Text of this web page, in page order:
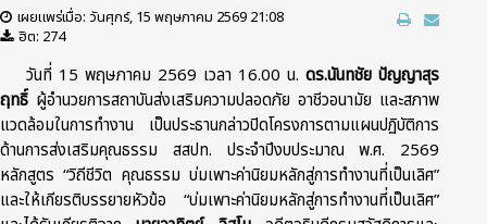
เผยแพร่เมื่อ: วันศุกร์, 15 พฤษภาคม 2569 21:08
ฮิต: 274
วันที่ 15 พฤษภาคม 2569 เวลา 16.00 น.ดร.นันทชัย ปัญญาสุร
ฤทธิ์ ผู้อำนวยการสถาบันส่งเสริมความปลอดภัย อาชีวอนามัย และสภาพ
แวดล้อมในการทำงาน เป็นประธานกล่าวปิดโครงการตามแผนปฏิบัติการ
ด้านการส่งเสริมคุณธรรม สสปท. ประจำปีงบประมาณ พ.ศ. 2569
หลักสูตร “วิถีชีวิต คุณธรรม บ่มเพาะค่านิยมหลักสู่การทำงานที่เป็นเลิศ”
และให้เกียรติบรรยายหัวข้อ “บ่มเพาะค่านิยมหลักสู่การทำงานที่เป็นเลิศ”